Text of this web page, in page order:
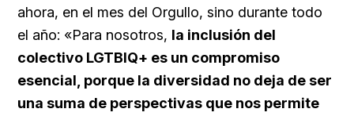
ahora, en el mes del Orgullo, sino durante todo
el año: «Para nosotros, la inclusión del
colectivo LGTBIQ+ es un compromiso
esencial, porque la diversidad no deja de ser
una suma de perspectivas que nos permite